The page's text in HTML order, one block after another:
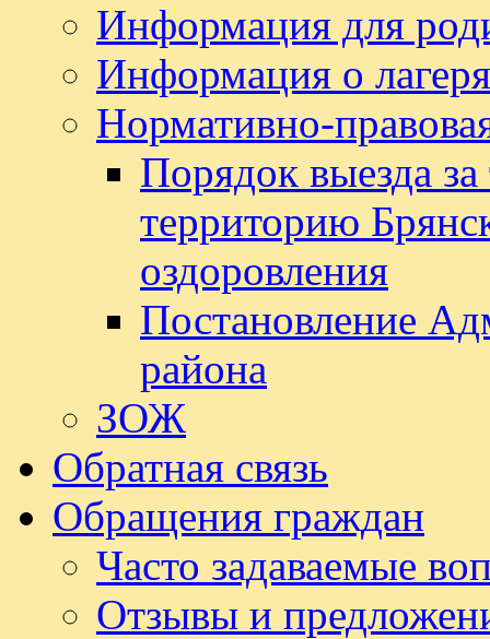
Информация для
Информация о
Нормативно-
Порядок выезда
территорию
оздоровления
Постановление
района
ЗОЖ
Обратная связь
Обращения граждан
Часто задаваемые
Отзывы и